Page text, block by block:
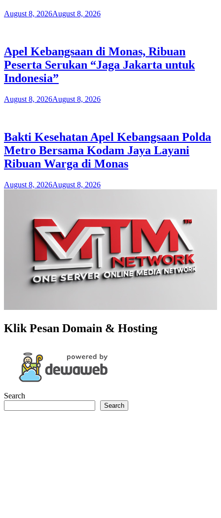
August 8, 2026August 8, 2026
Apel Kebangsaan di Monas, Ribuan
Peserta Serukan “Jaga Jakarta untuk
Indonesia”
August 8, 2026August 8, 2026
Bakti Kesehatan Apel Kebangsaan Polda
Metro Bersama Kodam Jaya Layani
Ribuan Warga di Monas
August 8, 2026August 8, 2026
Klik Pesan Domain & Hosting
Search
Search